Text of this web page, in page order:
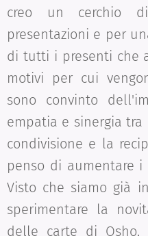
creo un cerchio
presentazioni e per
di tutti i presenti che
motivi per cui
sono convinto
empatia e sinergia
condivisione e la
penso di aumentare i
Visto che siamo già
sperimentare la
delle carte di Osho,